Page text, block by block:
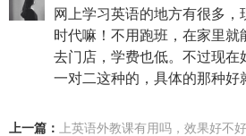
网上学习英语的地方有很多，
时代嘛！不用跑班，在家里就
去门店，学费也低。不过现在
一对二这种的，具体的那种好
上一篇：
上英语外教课有用吗，效果好不